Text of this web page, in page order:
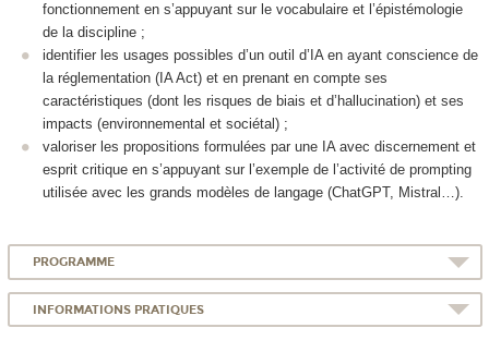
fonctionnement en s’appuyant sur le vocabulaire et l’épistémologie
de la discipline ;
identifier les usages possibles d’un outil d’IA en ayant conscience de
la réglementation (IA Act) et en prenant en compte ses
caractéristiques (dont les risques de biais et d’hallucination) et ses
impacts (environnemental et sociétal) ;
valoriser les propositions formulées par une IA avec discernement et
esprit critique en s’appuyant sur l’exemple de l’activité de prompting
utilisée avec les grands modèles de langage (ChatGPT, Mistral…).
PROGRAMME
INFORMATIONS PRATIQUES